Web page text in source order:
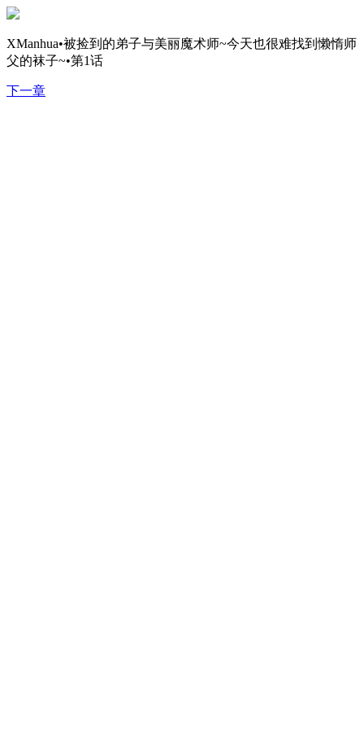
XManhua•被捡到的弟子与美丽魔术师~今天也很难找到懒惰师
父的袜子~•第1话
下一章